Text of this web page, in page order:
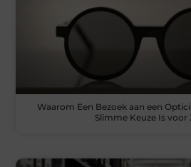
Waarom Een Bezoek aan een
Slimme Keuze Is voor